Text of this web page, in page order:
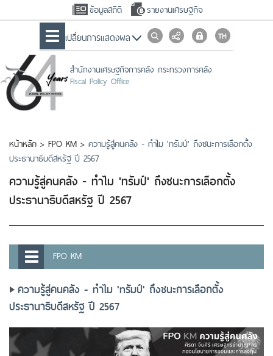
ข้อมูลสถิติ รายงานเศรษฐกิจ
เปลื่ยนการแสดงผล
สำนักงานเศรษฐกิจการคลัง กระทรวงการคลัง
Fiscal Policy Office
หน้าหลัก > FPO KM > ความรู้สู่คนคลัง - ทำไม 'ทรัมป์' ถึงชนะการเลือกตั้ง
ประธานาธิบดีสหรัฐ ปี 2567
ความรู้สู่คนคลัง - ทำไม 'ทรัมป์' ถึงชนะการเลือกตั้ง
ประธานาธิบดีสหรัฐ ปี 2567
FPO KM
ความรู้สู่คนคลัง - ทำไม 'ทรัมป์' ถึงชนะการเลือกตั้ง
ประธานาธิบดีสหรัฐ ปี 2567